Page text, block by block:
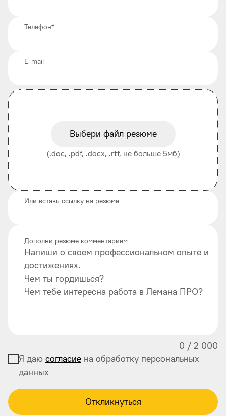
Телефон*
E-mail
Выбери файл резюме
(.doc, .pdf, .docx, .rtf, не больше 5мб)
Или вставь ссылку на резюме
Напиши о своем профессиональном опыте и
достижениях.
Чем ты гордишься?
Чем тебе интересна работа в Лемана ПРО?
Дополни резюме комментарием
0 / 2 000
Я даю согласие на обработку персональных
данных
Откликнуться